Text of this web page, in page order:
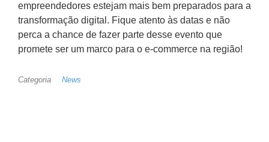
empreendedores estejam mais bem preparados para a
transformação digital. Fique atento às datas e não
perca a chance de fazer parte desse evento que
promete ser um marco para o e-commerce na região!
Categoria News